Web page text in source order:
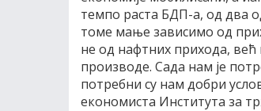
темпо раста БДП-а, од два
томе мање зависимо од
не од нафтних прихода, већ
производе. Сада нам је
потребни су нам добри
економиста Института за